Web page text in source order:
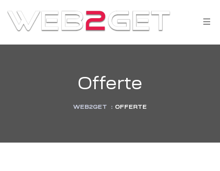
Offerte
WEB2GET : OFFERTE